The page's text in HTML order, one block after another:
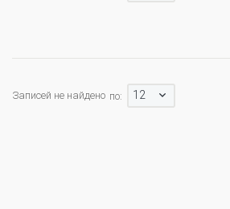
Записей не найдено по: 12